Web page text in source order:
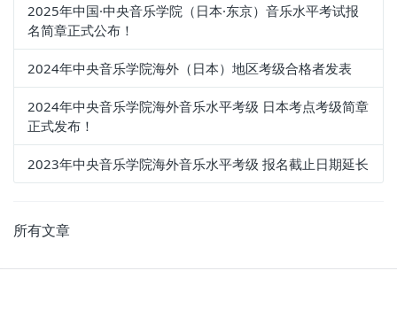
2025年中国·中央音乐学院（日本·东京）音乐水平考试报
名简章正式公布！
2024年中央音乐学院海外（日本）地区考级合格者发表
2024年中央音乐学院海外音乐水平考级 日本考点考级简章
正式发布！
2023年中央音乐学院海外音乐水平考级 报名截止日期延长
所有文章